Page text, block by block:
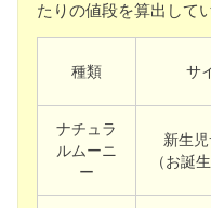
たりの値段を算出して
種類 サ
ナチュラ
ルムーニ
ー
新生
（お誕